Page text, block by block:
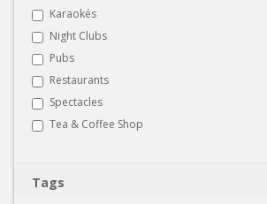
Karaokés
Night Clubs
Pubs
Restaurants
Spectacles
Tea & Coffee Shop
Tags